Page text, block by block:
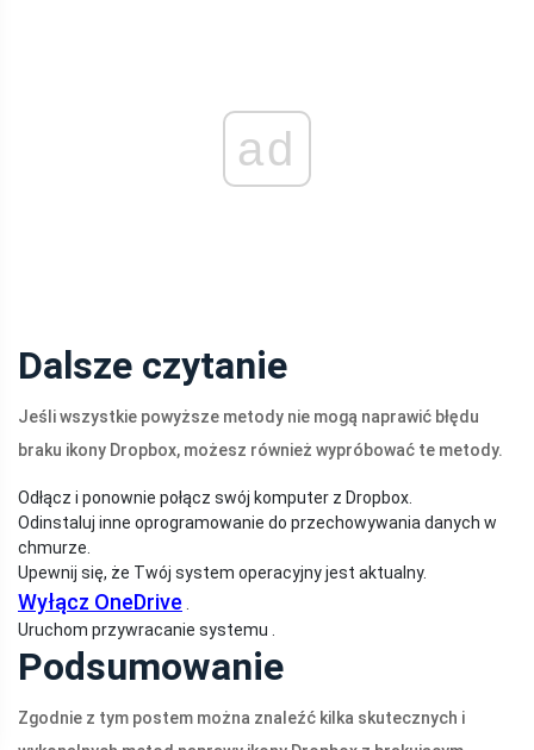
ad
Dalsze czytanie
Jeśli wszystkie powyższe metody nie mogą naprawić błędu
braku ikony Dropbox, możesz również wypróbować te metody.
Odłącz i ponownie połącz swój komputer z Dropbox.
Odinstaluj inne oprogramowanie do przechowywania danych w
chmurze.
Upewnij się, że Twój system operacyjny jest aktualny.
Wyłącz OneDrive.
Uruchom przywracanie systemu .
Podsumowanie
Zgodnie z tym postem można znaleźć kilka skutecznych i